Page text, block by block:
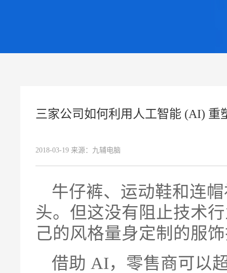
三家公司如何利用人工智能 (AI) 重
2018-03-19 来源： 九辅电脑
牛仔裤、运动鞋和连
头。但这没有阻止技术
己的风格量身定制的服
借助 AI，零售商可以